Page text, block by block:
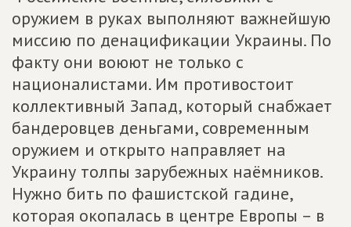
оружием в руках выполняют важнейшую
миссию по денацификации Украины. По
факту они воюют не только с
националистами. Им противостоит
коллективный Запад, который снабжает
бандеровцев деньгами, современным
оружием и открыто направляет на
Украину толпы зарубежных наёмников.
Нужно бить по фашистской гадине,
которая окопалась в центре Европы – в